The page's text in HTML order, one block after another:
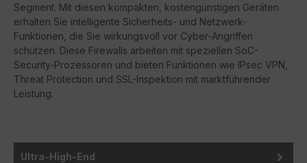
Segment. Mit diesen kompakten, kostengünstigen Geräten
erhalten Sie intelligente Sicherheits- und Netzwerk-
Funktionen, die Sie wirkungsvoll vor Cyber-Angriffen
schützen. Diese Firewalls arbeiten mit speziellen SoC-
Security-Prozessoren und bieten Funktionen wie IPsec VPN,
Threat Protection und SSL-Inspektion mit marktführender
Leistung.
Ultra-High-End